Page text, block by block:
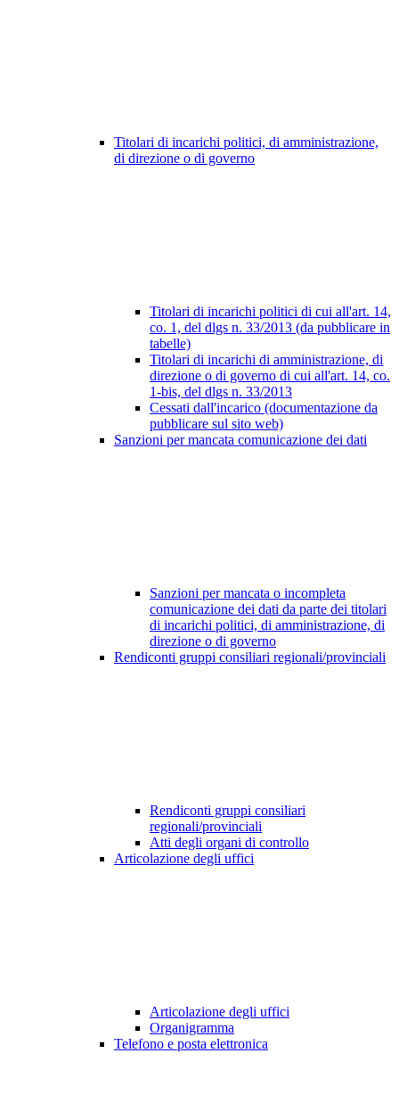
Titolari di incarichi politici, di amministrazione,
di direzione o di governo
Titolari di incarichi politici di cui all'art. 14,
co. 1, del dlgs n. 33/2013 (da pubblicare in
tabelle)
Titolari di incarichi di amministrazione, di
direzione o di governo di cui all'art. 14, co.
1-bis, del dlgs n. 33/2013
Cessati dall'incarico (documentazione da
pubblicare sul sito web)
Sanzioni per mancata comunicazione dei dati
Sanzioni per mancata o incompleta
comunicazione dei dati da parte dei titolari
di incarichi politici, di amministrazione, di
direzione o di governo
Rendiconti gruppi consiliari regionali/provinciali
Rendiconti gruppi consiliari
regionali/provinciali
Atti degli organi di controllo
Articolazione degli uffici
Articolazione degli uffici
Organigramma
Telefono e posta elettronica